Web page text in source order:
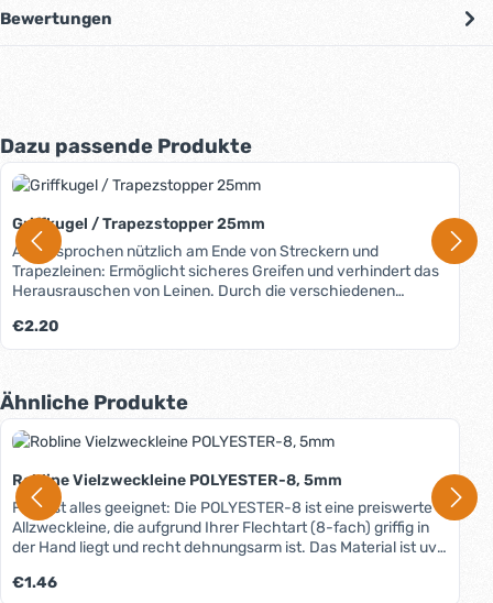
Bewertungen
Produktgalerie überspringen
Dazu passende Produkte
Griffkugel / Trapezstopper 25mm
Ausgesprochen nützlich am Ende von Streckern und
Trapezleinen: Ermöglicht sicheres Greifen und verhindert das
Herausrauschen von Leinen. Durch die verschiedenen
kennzeichnen und unterscheiden.
Regulärer Preis:
€2.20
Produktgalerie überspringen
Ähnliche Produkte
Robline Vielzweckleine POLYESTER-8, 5mm
Für fast alles geeignet: Die POLYESTER-8 ist eine preiswerte
Allzweckleine, die aufgrund Ihrer Flechtart (8-fach) griffig in
der Hand liegt und recht dehnungsarm ist. Das Material ist uv-
mehr über Materialien, Herstellung und Pflege von Tauwerk.
Regulärer Preis:
€1.46